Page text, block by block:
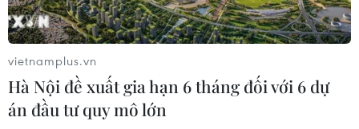
động tránh,” ông cho biết.
Hiệp cho rằng cần quản lý theo hướng tiền
kiểm, dưới thẩm quyền của Hội đồng Trung
ương Thẩm định và phân loại phim truyện.
vietnamplus.vn
Hà Nội đề xuất gia hạn 6 tháng đối với 6 dự
án đầu tư quy mô lớn